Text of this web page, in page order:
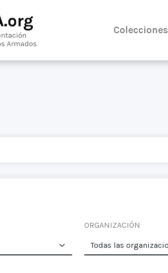
Colecciones
ORGANIZACIÓN